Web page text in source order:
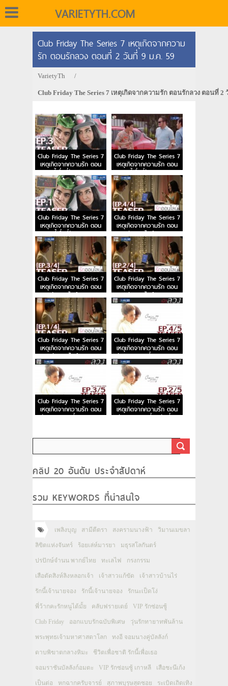
VARIETYTH.COM
Club Friday The Series 7 เหตุเกิดจากความ
รัก ตอนรักลวง ตอนที่ 2 วันที่ 9 ม.ค. 59
VarietyTh /
Club Friday The Series 7 เหตุเกิดจากความรัก ตอนรักลวง ตอนที่ 2
Club Friday The Series 7
เหตุเกิดจากความรัก ตอน
คนขี้เบื่อที่รักเธอ EP.3
Club Friday The Series 7
เหตุเกิดจากความรัก ตอน
คนขี้เบื่อที่รักเธอ EP.2
Club Friday The Series 7
เหตุเกิดจากความรัก ตอน
คนขี้เบื่อที่รักเธอ EP.1
Club Friday The Series 7
เหตุเกิดจากความรัก ตอน
รักออนไลน์ EP.4
Club Friday The Series 7
เหตุเกิดจากความรัก ตอน
รักออนไลน์ EP.3
Club Friday The Series 7
เหตุเกิดจากความรัก ตอน
รักออนไลน์ EP.2
Club Friday The Series 7
เหตุเกิดจากความรัก ตอน
รักออนไลน์ EP.1
Club Friday The Series 7
เหตุเกิดจากความรัก ตอน
รักลวง ตอนที่ 4 23 ม.ค.
59
Club Friday The Series 7
เหตุเกิดจากความรัก ตอน
รักลวง ตอนที่ 3 16 ม.ค.
Club Friday The Series 7
เหตุเกิดจากความรัก ตอน
รักลวง ตอนที่ 2 วันที่ 9
คลิป 20 อันดับ ประจำสัปดาห์
รวม KEYWORDS ที่น่าสนใจ
เพลิงบุญ สามีตีตรา สงครามนางฟ้า วิมานเมขลา
ลิขิตแห่งจันทร์ ร้อยเล่ห์มารยา มธุรสโลกันตร์
ปรปักษ์จำนน พากย์ไทย ทะเลไฟ กรงกรรม
เสือตัดสิงห์ลิงหลอกเจ้า เจ้าสาวแก้ขัด เจ้าสาวบ้านไร่
รักนี้เจ้านายจอง รักนี้เจ้านายจอง รักนะเป็ดโง่
พี่ว้ากคะรักหนูได้มั้ย คลับฟรายเดย์ VIP รักซ่อนชู้
Club Friday ออกแบบรักฉบับพิเศษ วุ่นรักทายาทพันล้าน
พระพุทธเจ้ามหาศาสดาโลก ทงอี จอมนางคู่บัลลังก์
ดาบพิฆาตกลางหิมะ ชีวิตเพื่อชาติ รักนี้เพื่อเธอ
จอมราชันบัลลังก์อมตะ VIP รักซ่อนชู้ เกาหลี เสือชะนีเก้ง
เป็นต่อ หกฉากครับจารย์ สุภาพบุรุษสุดซอย ระเบิดเถิดเทิง